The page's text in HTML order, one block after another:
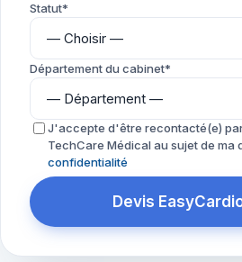
Statut*
Département du cabinet*
J'accepte d'être recontacté(e)
TechCare Médical au sujet de ma
confidentialité
Devis